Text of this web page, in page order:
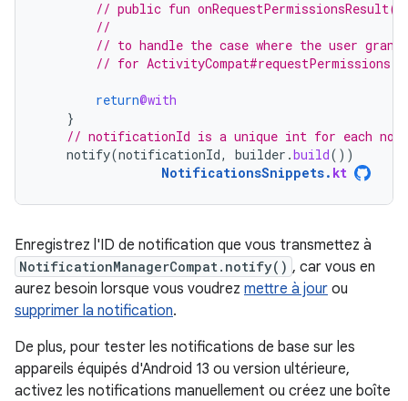
// public fun
//
// to handle the case where the user
// for ActivityCompat#requestPermissions
return@with
}
// notificationId is a unique int for each
notify(notificationId, builder .build())
NotificationsSnippets. kt
Enregistrez l'ID de notification que vous transmettez à
NotificationManagerCompat.notify() , car vous en
aurez besoin lorsque vous voudrez mettre à jour ou
supprimer la notification.
De plus, pour tester les notifications de base sur les
appareils équipés d'Android 13 ou version ultérieure,
activez les notifications manuellement ou créez une boîte